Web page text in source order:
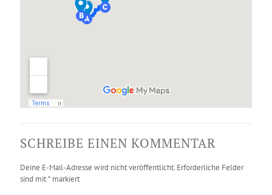
SCHREIBE EINEN KOMMENTAR
Deine E-Mail-Adresse wird nicht veröffentlicht. Erforderliche Felder
sind mit* markiert